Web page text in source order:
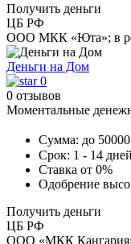
Получить деньги
ЦБ РФ
ООО МКК «Юта»; в
Деньги на Дом
0
0 отзывов
Моментальные
Сумма: до
Срок: 1 - 14 дней
Ставка от 0%
Одобрение
Получить деньги
ЦБ РФ
ООО «МКК